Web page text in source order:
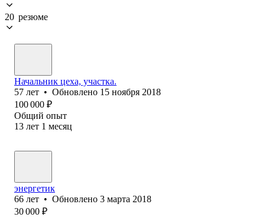
20 резюме
Начальник цеха, участка.
57 лет • Обновлено 15 ноября 2018
100 000 ₽
Общий опыт
13 лет 1 месяц
энергетик
66 лет • Обновлено 3 марта 2018
30 000 ₽